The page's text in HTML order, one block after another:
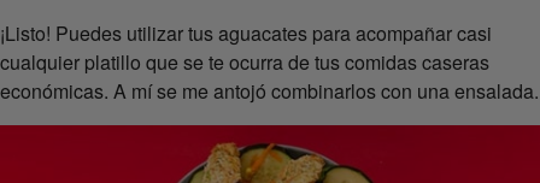
¡Listo! Puedes utilizar tus aguacates para acompañar casi
cualquier platillo que se te ocurra de tus comidas caseras
económicas. A mí se me antojó combinarlos con una ensalada.